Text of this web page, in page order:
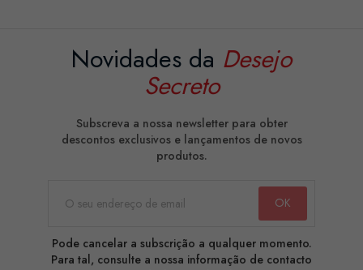
Novidades da Desejo
Secreto
Subscreva a nossa newsletter para obter
descontos exclusivos e lançamentos de novos
produtos.
Pode cancelar a subscrição a qualquer momento.
Para tal, consulte a nossa informação de contacto